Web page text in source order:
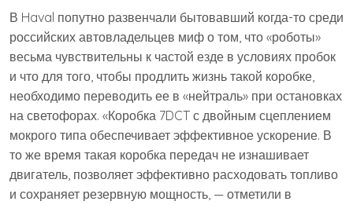
В Haval попутно развенчали бытовавший когда-то среди
российских автовладельцев миф о том, что «роботы»
весьма чувствительны к частой езде в условиях пробок
и что для того, чтобы продлить жизнь такой коробке,
необходимо переводить ее в «нейтраль» при остановках
на светофорах. «Коробка 7DCT с двойным сцеплением
мокрого типа обеспечивает эффективное ускорение. В
то же время такая коробка передач не изнашивает
двигатель, позволяет эффективно расходовать топливо
и сохраняет резервную мощность, — отметили в